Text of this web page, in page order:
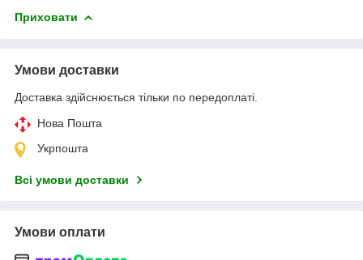
Приховати
Умови доставки
Доставка здійснюється тільки по передоплаті.
Нова Пошта
Укрпошта
Всі умови доставки
Умови оплати